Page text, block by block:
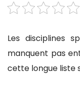
Les disciplines
manquent pas
cette longue liste